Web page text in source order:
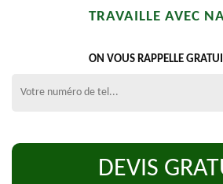
TRAVAILLE AVEC
ON VOUS RAPPELLE
DEVIS